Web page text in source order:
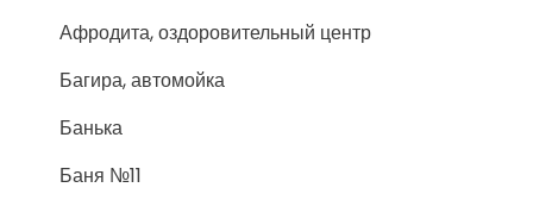
Афродита, оздоровительный центр
Багира, автомойка
Банька
Баня №11